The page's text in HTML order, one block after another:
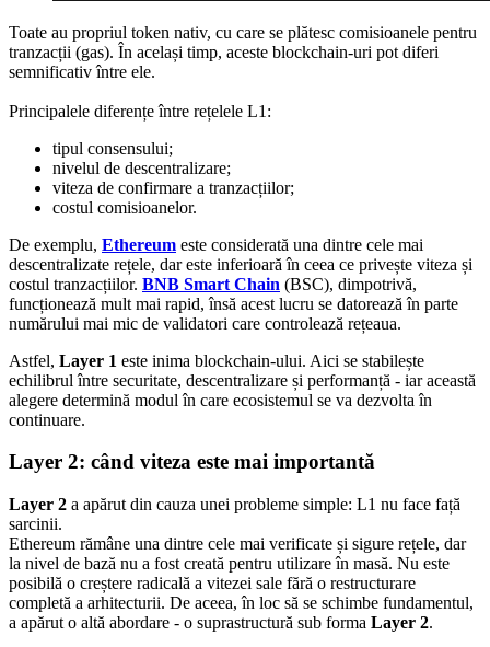
Toate au propriul token nativ, cu care se plătesc comisioanele pentru
tranzacții (gas). În același timp, aceste blockchain-uri pot diferi
semnificativ între ele.
Principalele diferențe între rețelele L1:
tipul consensului;
nivelul de descentralizare;
viteza de confirmare a tranzacțiilor;
costul comisioanelor.
De exemplu, Ethereum este considerată una dintre cele mai
descentralizate rețele, dar este inferioară în ceea ce privește viteza și
costul tranzacțiilor. BNB Smart Chain (BSC), dimpotrivă,
funcționează mult mai rapid, însă acest lucru se datorează în parte
numărului mai mic de validatori care controlează rețeaua.
Astfel, Layer 1 este inima blockchain-ului. Aici se stabilește
echilibrul între securitate, descentralizare și performanță - iar această
alegere determină modul în care ecosistemul se va dezvolta în
continuare.
Layer 2: când viteza este mai importantă
Layer 2 a apărut din cauza unei probleme simple: L1 nu face față
sarcinii.
Ethereum rămâne una dintre cele mai verificate și sigure rețele, dar
la nivel de bază nu a fost creată pentru utilizare în masă. Nu este
posibilă o creștere radicală a vitezei sale fără o restructurare
completă a arhitecturii. De aceea, în loc să se schimbe fundamentul,
a apărut o altă abordare - o suprastructură sub forma Layer 2.